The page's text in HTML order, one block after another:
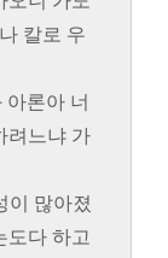
칼로 우
론아 너
려느냐 가
이 많아졌
도다 하고